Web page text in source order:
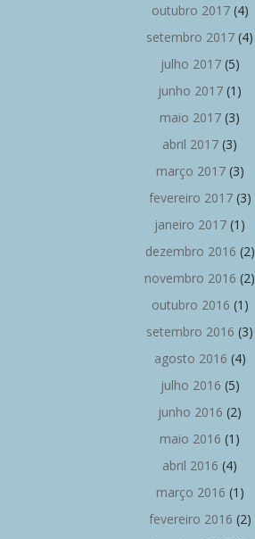
outubro 2017(4)
setembro 2017 (4)
julho 2017(5)
junho 2017 (1)
maio 2017 (3)
abril 2017 (3)
março 2017(3)
fevereiro 2017(3)
janeiro 2017 (1)
dezembro 2016 (2)
novembro 2016 (2)
outubro 2016 (1)
setembro 2016 (3)
agosto 2016 (4)
julho 2016 (5)
junho 2016 (2)
maio 2016 (1)
abril 2016 (4)
março 2016 (1)
fevereiro 2016 (2)